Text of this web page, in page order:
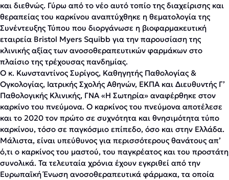
και διεθνώς. Γύρω από το νέο αυτό τοπίο της διαχείρισης και
θεραπείας του καρκίνου αναπτύχθηκε η θεματολογία της
Συνέντευξης Τύπου που διοργάνωσε η βιοφαρμακευτική
εταιρεία Bristol Myers Squibb για την παρουσίαση της
κλινικής αξίας των ανοσοθεραπευτικών φαρμάκων στο
πλαίσιο της τρέχουσας πανδημίας.
O κ. Κωνσταντίνος Συρίγος, Καθηγητής Παθολογίας &
Ογκολογίας, Ιατρικής Σχολής Αθηνών, ΕΚΠΑ και Διευθυντής Γ’
Παθολογικής Κλινικής, ΓΝΑ «Η Σωτηρία» αναφέρθηκε στον
καρκίνο του πνεύμονα. O καρκίνος του πνεύμονα αποτέλεσε
και το 2020 τον πρώτο σε συχνότητα και θνησιμότητα τύπο
καρκίνου, τόσο σε παγκόσμιο επίπεδο, όσο και στην Ελλάδα.
Μάλιστα, είναι υπεύθυνος για περισσότερους θανάτους απ’
ό,τι ο καρκίνος του μαστού, του παγκρέατος και του προστάτη
συνολικά. Τα τελευταία χρόνια έχουν εγκριθεί από την
Ευρωπαϊκή Ένωση ανοσοθεραπευτικά φάρμακα, τα οποία